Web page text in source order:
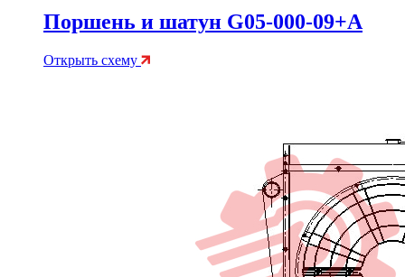
Поршень и шатун G05-000-09+A
Открыть схему